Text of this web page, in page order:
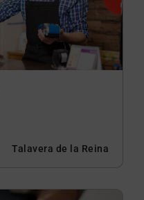
Talavera de la Reina